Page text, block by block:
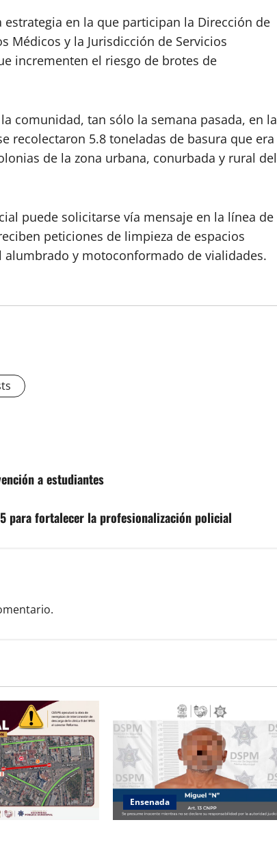
en la que participan la Dirección de
Médicos y la Jurisdicción de Servicios
incrementen el riesgo de brotes de
comunidad, tan sólo la semana pasada, en la
recolectaron 5.8 toneladas de basura que era
de la zona urbana, conurbada y rural del
puede solicitarse vía mensaje en la línea de
peticiones de limpieza de espacios
y motoconformado de vialidades.
a estudiantes
para fortalecer la profesionalización policial
Ensenada